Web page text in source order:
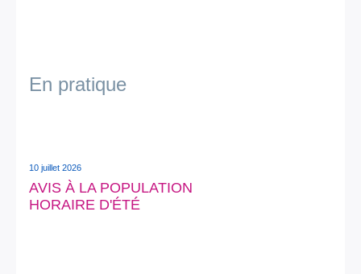
En pratique
10 juillet 2026
AVIS À LA POPULATION
HORAIRE D'ÉTÉ